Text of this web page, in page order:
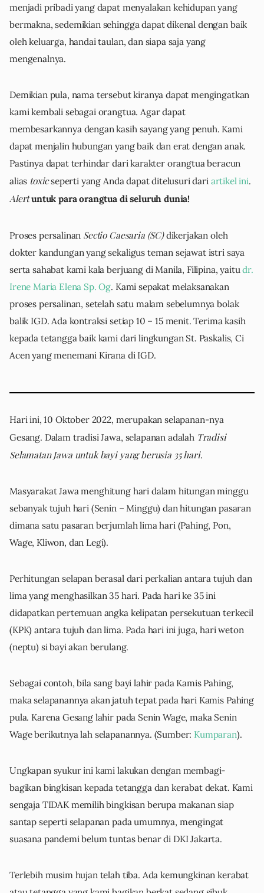
menjadi pribadi yang dapat menyalakan kehidupan yang
bermakna, sedemikian sehingga dapat dikenal dengan baik
oleh keluarga, handai taulan, dan siapa saja yang
mengenalnya.
Demikian pula, nama tersebut kiranya dapat mengingatkan
kami kembali sebagai orangtua. Agar dapat
membesarkannya dengan kasih sayang yang penuh. Kami
dapat menjalin hubungan yang baik dan erat dengan anak.
Pastinya dapat terhindar dari karakter orangtua beracun
alias toxicseperti yang Anda dapat ditelusuri dari artikel ini.
Alertuntuk para orangtua di seluruh dunia!
Proses persalinan Sectio Caesaria (SC)dikerjakan oleh
dokter kandungan yang sekaligus teman sejawat istri saya
serta sahabat kami kala berjuang di Manila, Filipina, yaitudr.
Irene Maria Elena Sp. Og. Kami sepakat melaksanakan
proses persalinan, setelah satu malam sebelumnya bolak
balik IGD. Ada kontraksi setiap 10 – 15 menit. Terima kasih
kepada tetangga baik kami dari lingkungan St. Paskalis, Ci
Acen yang menemani Kirana di IGD.
Hari ini, 10 Oktober 2022, merupakan selapanan-nya
Gesang. Dalam tradisi Jawa, selapanan adalah Tradisi
Selamatan Jawa untuk bayi yang berusia 35 hari.
Masyarakat Jawa menghitung hari dalam hitungan minggu
sebanyak tujuh hari (Senin – Minggu) dan hitungan pasaran
dimana satu pasaran berjumlah lima hari (Pahing, Pon,
Wage, Kliwon, dan Legi).
Perhitungan selapan berasal dari perkalian antara tujuh dan
lima yang menghasilkan 35 hari. Pada hari ke 35 ini
didapatkan pertemuan angka kelipatan persekutuan terkecil
(KPK) antara tujuh dan lima. Pada hari ini juga, hari weton
(neptu) si bayi akan berulang.
Sebagai contoh, bila sang bayi lahir pada Kamis Pahing,
maka selapanannya akan jatuh tepat pada hari Kamis Pahing
pula. Karena Gesang lahir pada Senin Wage, maka Senin
Wage berikutnya lah selapanannya. (Sumber: Kumparan).
Ungkapan syukur ini kami lakukan dengan membagi-
bagikan bingkisan kepada tetangga dan kerabat dekat. Kami
sengaja TIDAK memilih bingkisan berupa makanan siap
santap seperti selapanan pada umumnya, mengingat
suasana pandemi belum tuntas benar di DKI Jakarta.
Terlebih musim hujan telah tiba. Ada kemungkinan kerabat